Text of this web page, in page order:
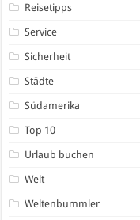
Reisetipps
Service
Sicherheit
Städte
Südamerika
Top 10
Urlaub buchen
Welt
Weltenbummler